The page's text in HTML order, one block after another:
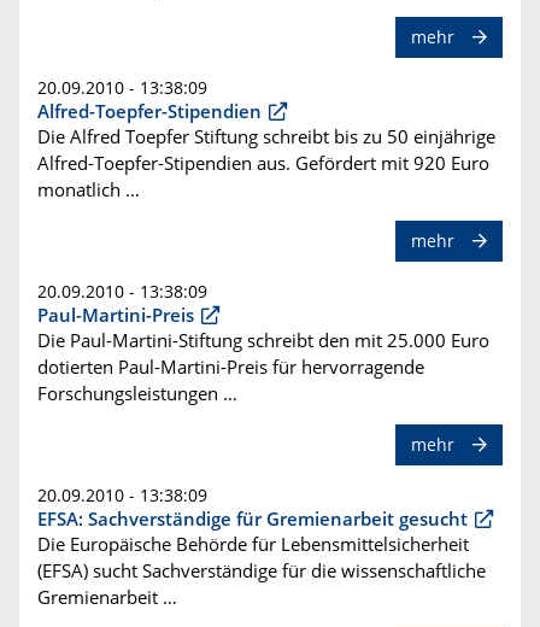
mehr
20.09.2010 - 13:38:09
Alfred-Toepfer-Stipendien
Die Alfred Toepfer Stiftung schreibt bis zu 50 einjährige
Alfred-Toepfer-Stipendien aus. Gefördert mit 920 Euro
monatlich …
mehr
20.09.2010 - 13:38:09
Paul-Martini-Preis
Die Paul-Martini-Stiftung schreibt den mit 25.000 Euro
dotierten Paul-Martini-Preis für hervorragende
Forschungsleistungen …
mehr
20.09.2010 - 13:38:09
EFSA: Sachverständige für Gremienarbeit gesucht
Die Europäische Behörde für Lebensmittelsicherheit
(EFSA) sucht Sachverständige für die wissenschaftliche
Gremienarbeit …